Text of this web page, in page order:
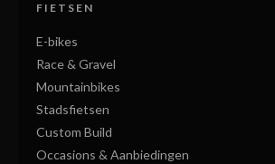
FIETSEN
E-bikes
Race & Gravel
Mountainbikes
Stadsfietsen
Custom Build
Occasions & Aanbiedingen